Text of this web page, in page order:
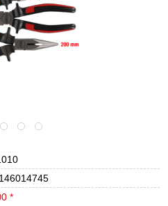
*